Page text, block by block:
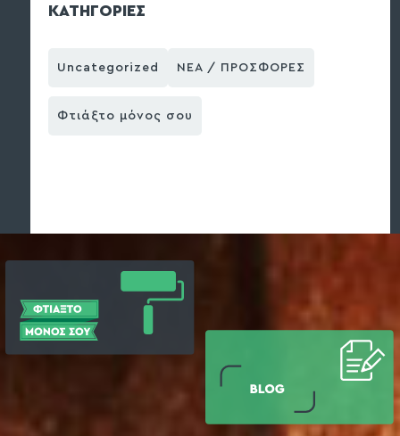
ΚΑΤΗΓΟΡΙΕΣ
Uncategorized ΝΕΑ / ΠΡΟΣΦΟΡΕΣ
Φτιάξτο μόνος σου